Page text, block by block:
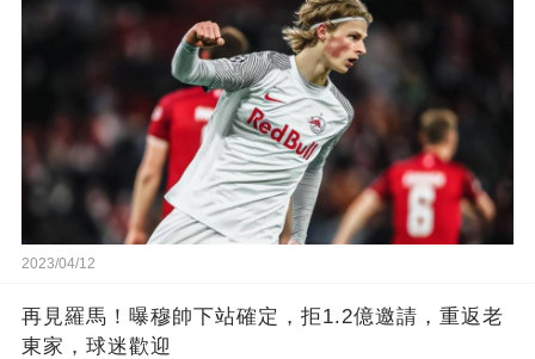
2023/04/12
再見羅馬！曝穆帥下站確定，拒1.2億邀請，重返老
東家，球迷歡迎